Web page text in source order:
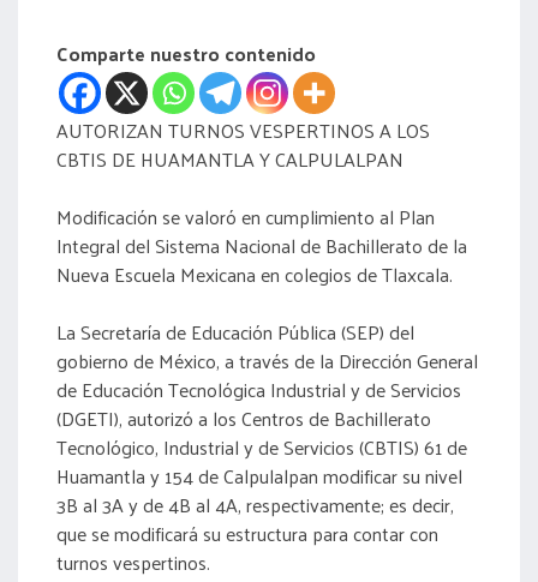
Comparte nuestro contenido
AUTORIZAN TURNOS VESPERTINOS A LOS
CBTIS DE HUAMANTLA Y CALPULALPAN
Modificación se valoró en cumplimiento al Plan
Integral del Sistema Nacional de Bachillerato de la
Nueva Escuela Mexicana en colegios de Tlaxcala.
La Secretaría de Educación Pública (SEP) del
gobierno de México, a través de la Dirección General
de Educación Tecnológica Industrial y de Servicios
(DGETI), autorizó a los Centros de Bachillerato
Tecnológico, Industrial y de Servicios (CBTIS) 61 de
Huamantla y 154 de Calpulalpan modificar su nivel
3B al 3A y de 4B al 4A, respectivamente; es decir,
que se modificará su estructura para contar con
turnos vespertinos.